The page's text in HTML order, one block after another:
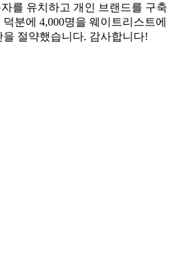
를 유치하고 개인 브랜드를 구축
분에 4,000명을 웨이트리스트에
절약했습니다. 감사합니다!